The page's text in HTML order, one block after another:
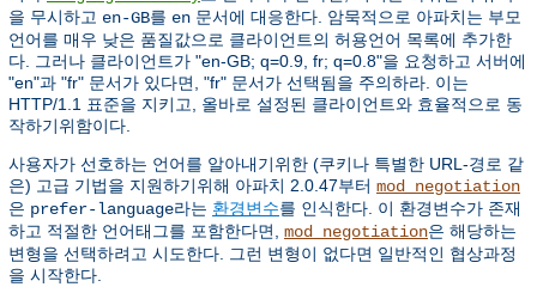
을 무시하고 en-GB를 en 문서에 대응한다. 암묵적으로 아파치는 부모
언어를 매우 낮은 품질값으로 클라이언트의 허용언어 목록에 추가한
다. 그러나 클라이언트가 "en-GB; q=0.9, fr; q=0.8"을 요청하고 서버에
"en"과 "fr" 문서가 있다면, "fr" 문서가 선택됨을 주의하라. 이는
HTTP/1.1 표준을 지키고, 올바로 설정된 클라이언트와 효율적으로 동
작하기위함이다.
사용자가 선호하는 언어를 알아내기위한 (쿠키나 특별한 URL-경로 같
은) 고급 기법을 지원하기위해 아파치 2.0.47부터 mod_negotiation
은 prefer-language라는 환경변수를 인식한다. 이 환경변수가 존재
하고 적절한 언어태그를 포함한다면, mod_negotiation은 해당하는
변형을 선택하려고 시도한다. 그런 변형이 없다면 일반적인 협상과정
을 시작한다.